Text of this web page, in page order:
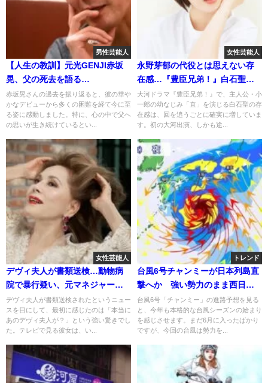
男性芸能人
【人生の教訓】元光GENJI赤坂
晃、父の死去を語る…
赤坂晃さんの過去を振り返ると、彼の華や
かなデビューから多くの困難を経て今に至
る姿に感動しました。特に、心の中で父へ
の思いが生き続けているとい...
女性芸能人
永野芽郁の代役とは思えない存
在感…『豊臣兄弟！』白石聖が
一気に主役級へ駆け上がる理由
大河ドラマ『豊臣兄弟！』で、主人公・小
一郎の幼なじみ「直」を演じる白石聖の存
在感は、回を追うごとに確実に増していま
す。初の大河出演、しかも途...
女性芸能人
デヴィ夫人が書類送検…動物病
院で暴行疑い、元マネジャーに
全治2週間のけが
デヴィ夫人が書類送検されたというニュー
スを目にして、最初に感じたのは「本当に
あのデヴィ夫人が？」という強い驚きでし
た。テレビで見る彼女は、い...
トレンド
台風6号チャンミーが日本列島直
撃へか 強い勢力のまま西日
本・関東へ接近中で交通機関に
注意
台風6号「チャンミー」の進路予想を見る
と、今年も本格的な台風シーズンの始まり
を感じさせます。まだ6月に入ったばかり
ですが、今回の台風は勢力を...